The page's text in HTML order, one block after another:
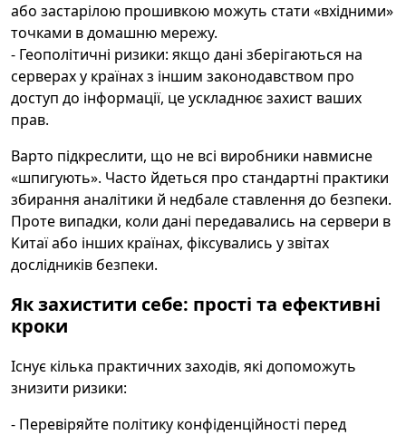
або застарілою прошивкою можуть стати «вхідними»
точками в домашню мережу.
- Геополітичні ризики: якщо дані зберігаються на
серверах у країнах з іншим законодавством про
доступ до інформації, це ускладнює захист ваших
прав.
Варто підкреслити, що не всі виробники навмисне
«шпигують». Часто йдеться про стандартні практики
збирання аналітики й недбале ставлення до безпеки.
Проте випадки, коли дані передавались на сервери в
Китаї або інших країнах, фіксувались у звітах
дослідників безпеки.
Як захистити себе: прості та ефективні
кроки
Існує кілька практичних заходів, які допоможуть
знизити ризики:
- Перевіряйте політику конфіденційності перед